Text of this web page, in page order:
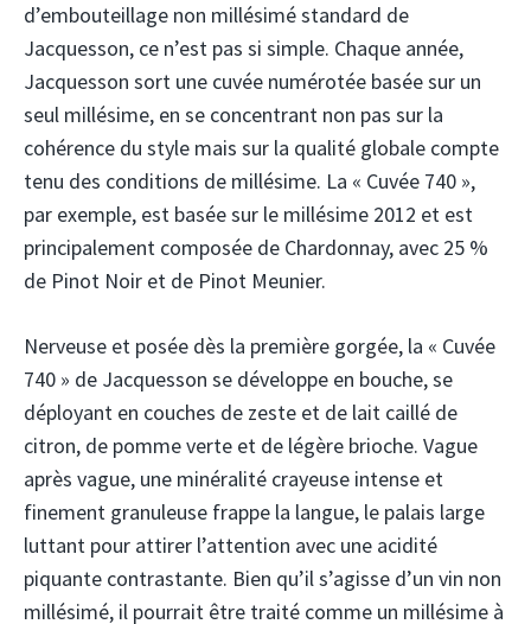
d’embouteillage non millésimé standard de
Jacquesson, ce n’est pas si simple. Chaque année,
Jacquesson sort une cuvée numérotée basée sur un
seul millésime, en se concentrant non pas sur la
cohérence du style mais sur la qualité globale compte
tenu des conditions de millésime. La « Cuvée 740 »,
par exemple, est basée sur le millésime 2012 et est
principalement composée de Chardonnay, avec 25 %
de Pinot Noir et de Pinot Meunier.
Nerveuse et posée dès la première gorgée, la « Cuvée
740 » de Jacquesson se développe en bouche, se
déployant en couches de zeste et de lait caillé de
citron, de pomme verte et de légère brioche. Vague
après vague, une minéralité crayeuse intense et
finement granuleuse frappe la langue, le palais large
luttant pour attirer l’attention avec une acidité
piquante contrastante. Bien qu’il s’agisse d’un vin non
millésimé, il pourrait être traité comme un millésime à